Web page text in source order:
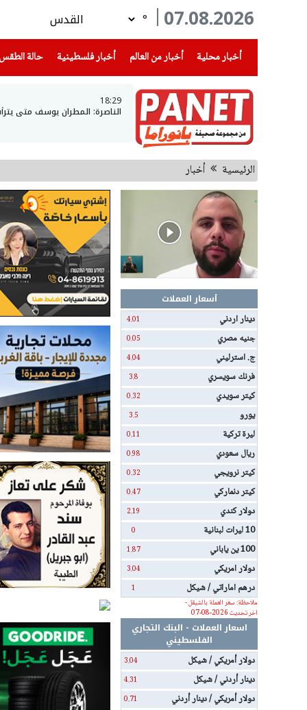
07.08.2026
°
أخبار محلية
(current) أخبار من العالم أخبار فلسطينية(current) حالة الطقس
18:29
الناصرة: المطران يوسف متى
الرئيسية أخبار
أسعار العملات
دينار اردني
4.01
جنيه مصري 0.05
ج. استرليني 4.04
فرنك سويسري 3.8
كيتر سويدي 0.32
يورو 3.5
ليرة تركية 0.11
ريال سعودي 0.98
كيتر نرويجي 0.32
كيتر دنماركي 0.47
دولار كندي 2.19
10 ليرات لبنانية 0
100 ين ياباني 1.87
دولار امريكي 3.04
درهم اماراتي / شيكل
1
ملاحظة: سعر العملة بالشيقل -
اخر تحديث 2026-08-07
اسعار العملات - البنك التجاري
الفلسطيني
دولار أمريكي / شيكل
3.04
دينار أردني / شيكل 4.31
دولار أمريكي / دينار أردني 0.71